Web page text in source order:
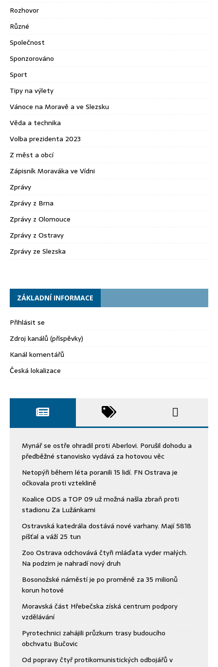
Rozhovor
Různé
Společnost
Sponzorováno
Sport
Tipy na výlety
Vánoce na Moravě a ve Slezsku
Věda a technika
Volba prezidenta 2023
Z měst a obcí
Zápisník Moraváka ve Vídni
Zprávy
Zprávy z Brna
Zprávy z Olomouce
Zprávy z Ostravy
Zprávy ze Slezska
ZÁKLADNÍ INFORMACE
Přihlásit se
Zdroj kanálů (příspěvky)
Kanál komentářů
Česká lokalizace
Mynář se ostře ohradil proti Aberlovi. Porušil dohodu a
předběžné stanovisko vydává za hotovou věc
Netopýři během léta poranili 15 lidí. FN Ostrava je
očkovala proti vzteklině
Koalice ODS a TOP 09 už možná našla zbraň proti
stadionu Za Lužánkami
Ostravská katedrála dostává nové varhany. Mají 5818
píšťal a váží 25 tun
Zoo Ostrava odchovává čtyři mláďata vyder malých.
Na podzim je nahradí nový druh
Bosonožské náměstí je po proměně za 35 milionů
korun hotové
Moravská část Hřebečska získá centrum podpory
vzdělávání
Pyrotechnici zahájili průzkum trasy budoucího
obchvatu Bučovic
Od popravy čtyř protikomunistických odbojářů v